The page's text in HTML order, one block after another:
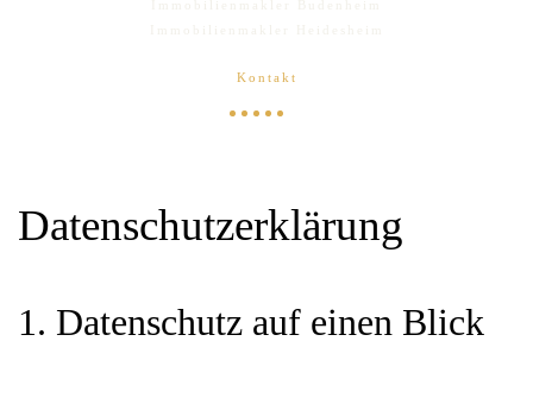
Kontakt
Datenschutz­erklärung
1. Datenschutz auf einen Blick